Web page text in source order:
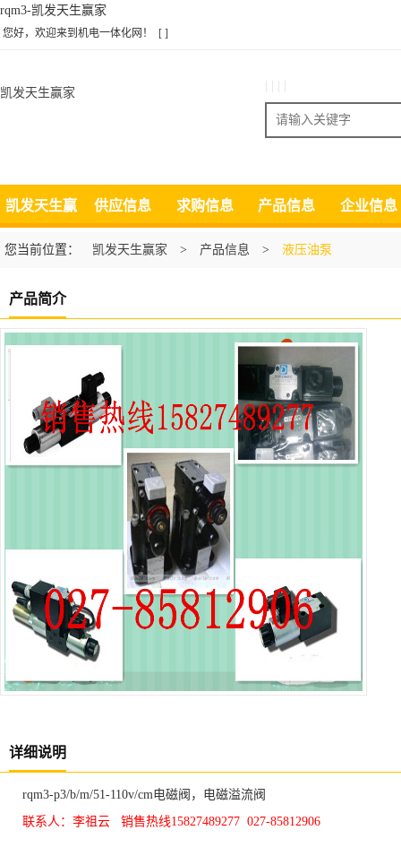
rqm3-凯发天生赢家
您好，欢迎来到机电一体化网！ [ ]
凯发天生赢家
搜索
凯发天生赢
家
供应信息 求购信息 产品信息 企业信息
您当前位置： 凯发天生赢家 > 产品信息 > 液压油泵
产品简介
详细说明
rqm3-p3/b/m/51-110v/cm电磁阀，电磁溢流阀
联系人：李祖云
销售热线15827489277 027-85812906